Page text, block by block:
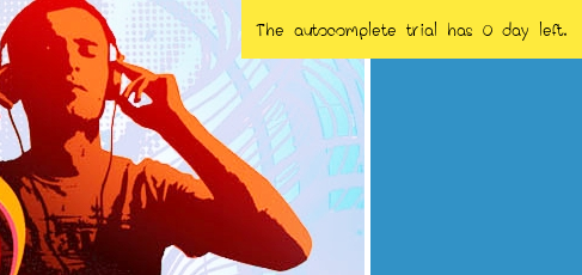
The autocomplete trial has 0 day left.